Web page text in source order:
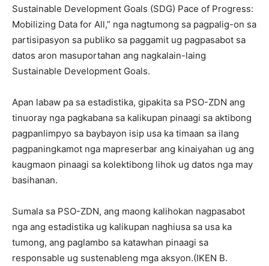
Sustainable Development Goals (SDG) Pace of Progress:
Mobilizing Data for All,” nga nagtumong sa pagpalig-on sa
partisipasyon sa publiko sa paggamit ug pagpasabot sa
datos aron masuportahan ang nagkalain-laing
Sustainable Development Goals.
Apan labaw pa sa estadistika, gipakita sa PSO-ZDN ang
tinuoray nga pagkabana sa kalikupan pinaagi sa aktibong
pagpanlimpyo sa baybayon isip usa ka timaan sa ilang
pagpaningkamot nga mapreserbar ang kinaiyahan ug ang
kaugmaon pinaagi sa kolektibong lihok ug datos nga may
basihanan.
Sumala sa PSO-ZDN, ang maong kalihokan nagpasabot
nga ang estadistika ug kalikupan naghiusa sa usa ka
tumong, ang paglambo sa katawhan pinaagi sa
responsable ug sustenableng mga aksyon.(IKEN B.